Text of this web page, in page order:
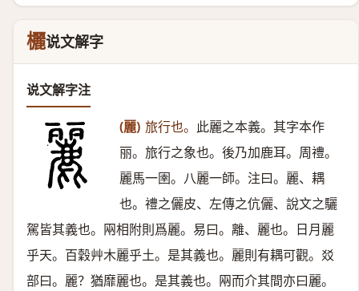
欐说文解字
说文解字注
(麗) 旅行也。 此麗之本義。其字本作
丽。旅行之象也。後乃加鹿耳。周禮。
麗馬一圉。八麗一師。注曰。麗、耦
也。禮之儷皮、左傳之伉儷、說文之驪
駕皆其義也。㒳相附則爲麗。易曰。離、麗也。日月麗
乎天。百穀艸木麗乎土。是其義也。麗則有耦可觀。㸚
部曰。麗？猶靡麗也。是其義也。㒳而介其間亦曰麗。